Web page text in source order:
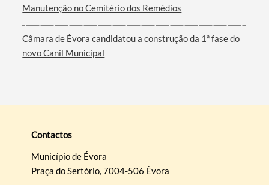
Manutenção no Cemitério dos Remédios
Câmara de Évora candidatou a construção da 1ª fase do
novo Canil Municipal
Contactos
Município de Évora
Praça do Sertório, 7004-506 Évora